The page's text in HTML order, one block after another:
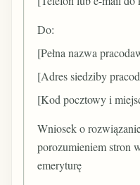
Do:
[Pełna nazwa
[Adres siedziby
[Kod pocztowy i
Wniosek o
porozumieniem stron
emeryturę